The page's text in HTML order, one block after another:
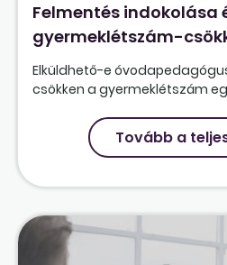
Felmentés indokolása
gyermeklétszám-
Elküldhető-e
csökken a gyermeklétszám
Tovább a